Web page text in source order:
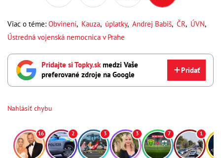
Viac o téme: Obvinení, Kauza, úplatky, Andrej Babiš, ČR, ÚVN,
Ústredná vojenská nemocnica v Prahe
Pridajte si Topky.skmedzi Vaše
preferované zdroje na Google
Pridať
Nahlásiť chybu
16 2 3 3 7 1